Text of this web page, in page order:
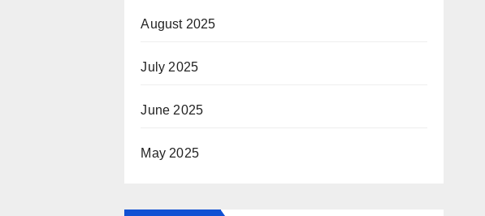
August 2025
July 2025
June 2025
May 2025